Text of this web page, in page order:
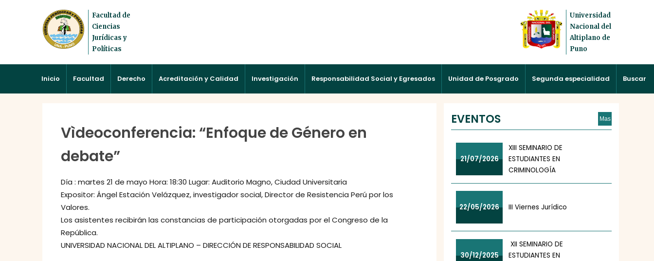
Facultad de
Ciencias
Jurídicas y
Políticas
Universidad
Nacional del
Altiplano de
Puno
Inicio Facultad Derecho Acreditación y Calidad Investigación Responsabilidad Social y Egresados Unidad de Posgrado Segunda especialidad Buscar
Vìdeoconferencia: “Enfoque de Género en
debate”
Día : martes 21 de mayo Hora: 18:30 Lugar: Auditorio Magno, Ciudad Universitaria
Expositor: Ángel Estación Velázquez, investigador social, Director de Resistencia Perú por los
Valores.
Los asistentes recibirán las constancias de participación otorgadas por el Congreso de la
República.
UNIVERSIDAD NACIONAL DEL ALTIPLANO – DIRECCIÓN DE RESPONSABILIDAD SOCIAL
EVENTOS Mas
21/07/2026
XIII SEMINARIO DE
ESTUDIANTES EN
CRIMINOLOGÍA
22/05/2026 III Viernes Jurídico
30/12/2025
XII SEMINARIO DE
ESTUDIANTES EN